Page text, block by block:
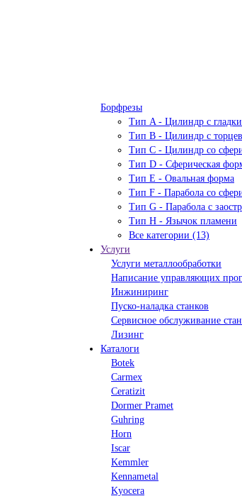
Борфрезы
Тип A - Цилиндр с
Тип В - Цилиндр с
Тип С - Цилиндр со
Тип D - Сферическая
Тип Е - Овальная форма
Тип F - Парабола со
Тип G - Парабола с
Тип H - Язычок пламени
Все категории (13)
Услуги
Услуги металлообработки
Написание управляющих
Инжиниринг
Пуско-наладка станков
Сервисное обслуживание
Лизинг
Каталоги
Botek
Carmex
Ceratizit
Dormer Pramet
Guhring
Horn
Iscar
Kemmler
Kennametal
Kyocera